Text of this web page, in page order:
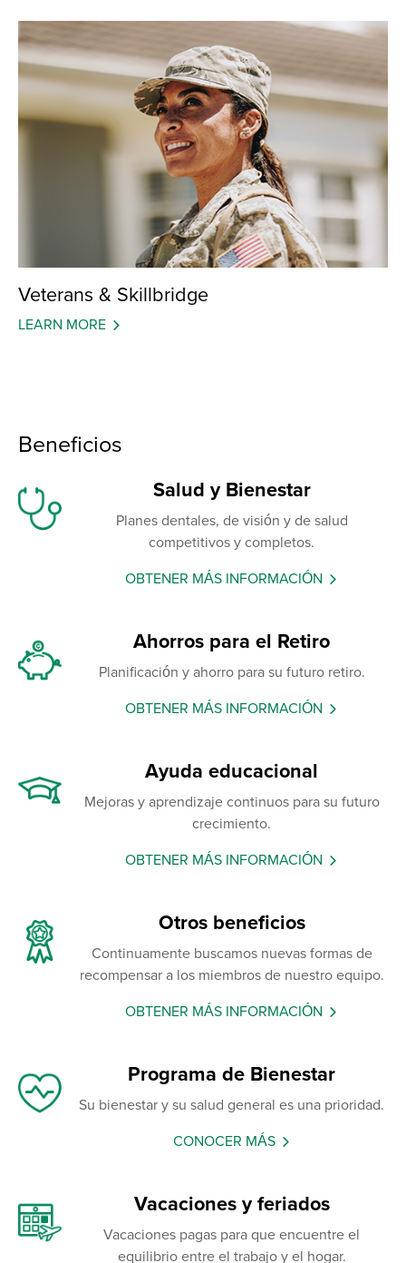
Veterans & Skillbridge
LEARN MORE
Beneficios
Salud y Bienestar
Planes dentales, de visión y de salud
competitivos y completos.
OBTENER MÁS INFORMACIÓN
Ahorros para el Retiro
Planificación y ahorro para su futuro retiro.
OBTENER MÁS INFORMACIÓN
Ayuda educacional
Mejoras y aprendizaje continuos para su futuro
crecimiento.
OBTENER MÁS INFORMACIÓN
Otros beneficios
Continuamente buscamos nuevas formas de
recompensar a los miembros de nuestro equipo.
OBTENER MÁS INFORMACIÓN
Programa de Bienestar
Su bienestar y su salud general es una prioridad.
CONOCER MÁS
Vacaciones y feriados
Vacaciones pagas para que encuentre el
equilibrio entre el trabajo y el hogar.